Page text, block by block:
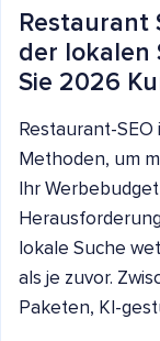
Restaurant
der lokalen
Sie 2026
Restaurant-
Methoden, um
Ihr
lokale Suche
als je zuvor.
Paketen, KI-